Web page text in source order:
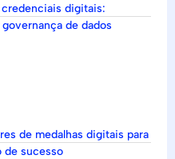
digitais:
de dados
de medalhas digitais para
de sucesso